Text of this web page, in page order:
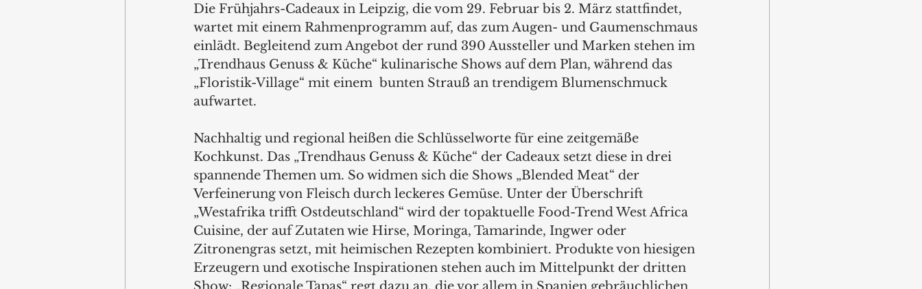
Die Frühjahrs-Cadeaux in Leipzig, die vom 29. Februar bis 2. März stattfindet,
wartet mit einem Rahmenprogramm auf, das zum Augen- und Gaumenschmaus
einlädt. Begleitend zum Angebot der rund 390 Aussteller und Marken stehen im
„Trendhaus Genuss & Küche“ kulinarische Shows auf dem Plan, während das
„Floristik-Village“ mit einem  bunten Strauß an trendigem Blumenschmuck
aufwartet.
Nachhaltig und regional heißen die Schlüsselworte für eine zeitgemäße
Kochkunst. Das „Trendhaus Genuss & Küche“ der Cadeaux setzt diese in drei
spannende Themen um. So widmen sich die Shows „Blended Meat“ der
Verfeinerung von Fleisch durch leckeres Gemüse. Unter der Überschrift
„Westafrika trifft Ostdeutschland“ wird der topaktuelle Food-Trend West Africa
Cuisine, der auf Zutaten wie Hirse, Moringa, Tamarinde, Ingwer oder
Zitronengras setzt, mit heimischen Rezepten kombiniert. Produkte von hiesigen
Erzeugern und exotische Inspirationen stehen auch im Mittelpunkt der dritten